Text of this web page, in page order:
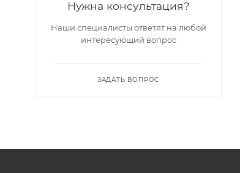
Нужна консультация?
Наши специалисты ответят на любой
интересующий вопрос
ЗАДАТЬ ВОПРОС